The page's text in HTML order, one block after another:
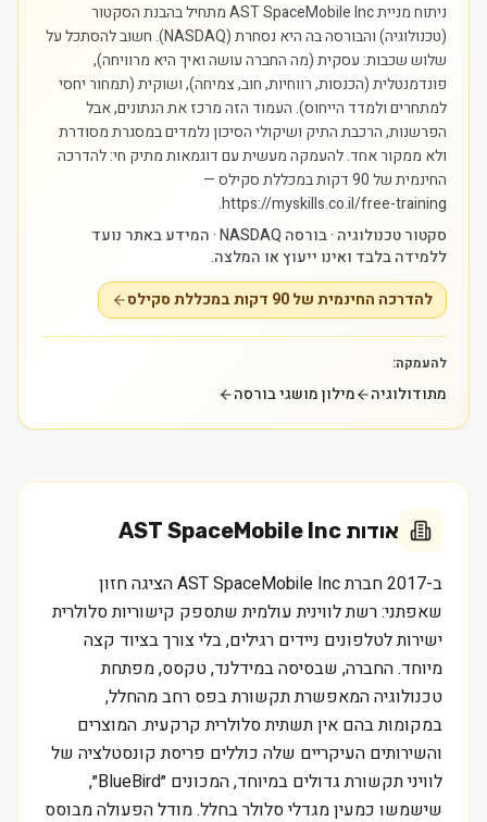
ניתוח מניית AST SpaceMobile Inc מתחיל בהבנת הסקטור
(טכנולוגיה) והבורסה בה היא נסחרת (NASDAQ). חשוב להסתכל על
שלוש שכבות: עסקית (מה החברה עושה ואיך היא מרוויחה),
פונדמנטלית (הכנסות, רווחיות, חוב, צמיחה), ושוקית (תמחור יחסי
למתחרים ולמדד הייחוס). העמוד הזה מרכז את הנתונים, אבל
הפרשנות, הרכבת התיק ושיקולי הסיכון נלמדים במסגרת מסודרת
ולא ממקור אחד.להעמקה מעשית עם דוגמאות מתיק חי: להדרכה
החינמית של 90 דקות במכללת סקילס —
https://myskills.co.il/free-training.
סקטור טכנולוגיה · בורסה NASDAQ · המידע באתר נועד
ללמידה בלבד ואינו ייעוץ או המלצה.
להדרכה החינמית של 90 דקות במכללת סקילס
להעמקה:
מתודולוגיה מילון מושגי בורסה
אודות AST SpaceMobile Inc
ב-2017 חברת AST SpaceMobile Inc הציגה חזון
שאפתני: רשת לווינית עולמית שתספק קישוריות סלולרית
ישירות לטלפונים ניידים רגילים, בלי צורך בציוד קצה
מיוחד. החברה, שבסיסה במידלנד, טקסס, מפתחת
טכנולוגיה המאפשרת תקשורת בפס רחב מהחלל,
במקומות בהם אין תשתית סלולרית קרקעית. המוצרים
והשירותים העיקריים שלה כוללים פריסת קונסטלציה של
לוויני תקשורת גדולים במיוחד, המכונים ״BlueBird״,
שישמשו כמעין מגדלי סלולר בחלל. מודל הפעולה מבוסס